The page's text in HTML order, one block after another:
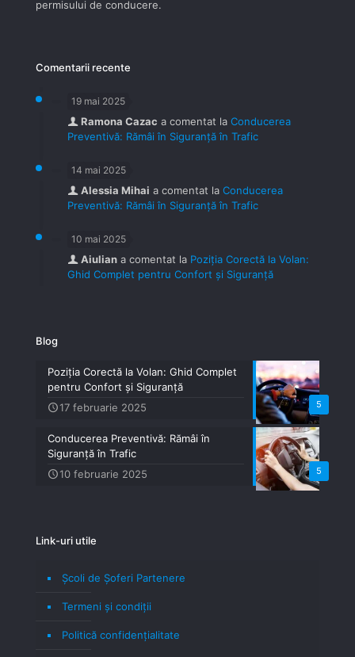
permisului de conducere.
Comentarii recente
19 mai 2025
Ramona Cazac a comentat la Conducerea
Preventivă: Rămâi în Siguranță în Trafic
14 mai 2025
Alessia Mihai a comentat la Conducerea
Preventivă: Rămâi în Siguranță în Trafic
10 mai 2025
Aiulian a comentat la Poziția Corectă la Volan:
Ghid Complet pentru Confort și Siguranță
Blog
5
Poziția Corectă la Volan: Ghid Complet
pentru Confort și Siguranță
17 februarie 2025
5
Conducerea Preventivă: Rămâi în
Siguranță în Trafic
10 februarie 2025
Link-uri utile
Școli de Șoferi Partenere
Termeni şi condiţii
Politică confidenţialitate